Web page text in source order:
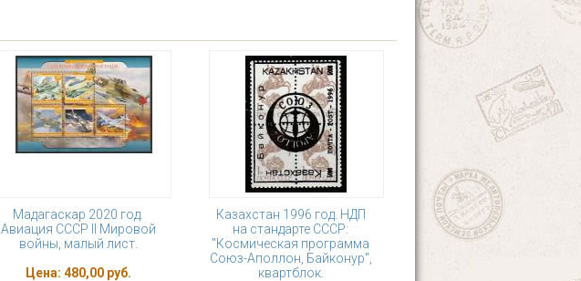
Мадагаскар 2020 год.
Авиация СССР II Мировой
войны, малый лист.
Цена: 480,00 руб.
Казахстан 1996 год. НДП
на стандарте СССР:
"Космическая программа
Союз-Аполлон, Байконур",
квартблок.